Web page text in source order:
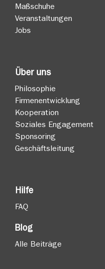
Maßschuhe
Veranstaltungen
Jobs
Über uns
Philosophie
Firmenentwicklung
Kooperation
Soziales Engagement
Sponsoring
Geschäftsleitung
Hilfe
FAQ
Blog
Alle Beiträge